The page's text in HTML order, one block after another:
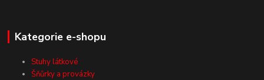
Kategorie e-shopu
Stuhy látkové
Šňůrky a provázky